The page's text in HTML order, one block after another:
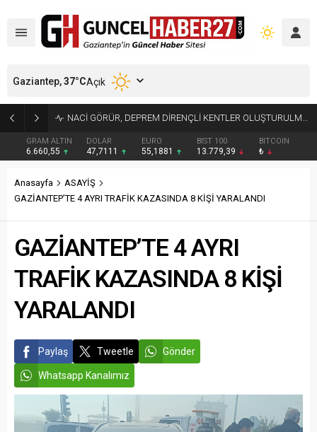
4.5 BÜYÜKLÜĞÜNDEKİ DEPREM GÜVENLİK KAMERASINDA
GRAM ALTIN
6.660,55
DOLAR
47,7111
EURO
55,1881
BIST 100
13.779,39
BITCOIN
₺
Gaziantep,37°CAçık
Anasayfa
ASAYİŞ
GAZİANTEP’TE 4 AYRI TRAFİK KAZASINDA 8 KİŞİ YARALANDI
GAZİANTEP’TE 4 AYRI
TRAFİK KAZASINDA 8 KİŞİ
YARALANDI
Paylaş Tweetle Gönder
Whatsapp Kanalımız